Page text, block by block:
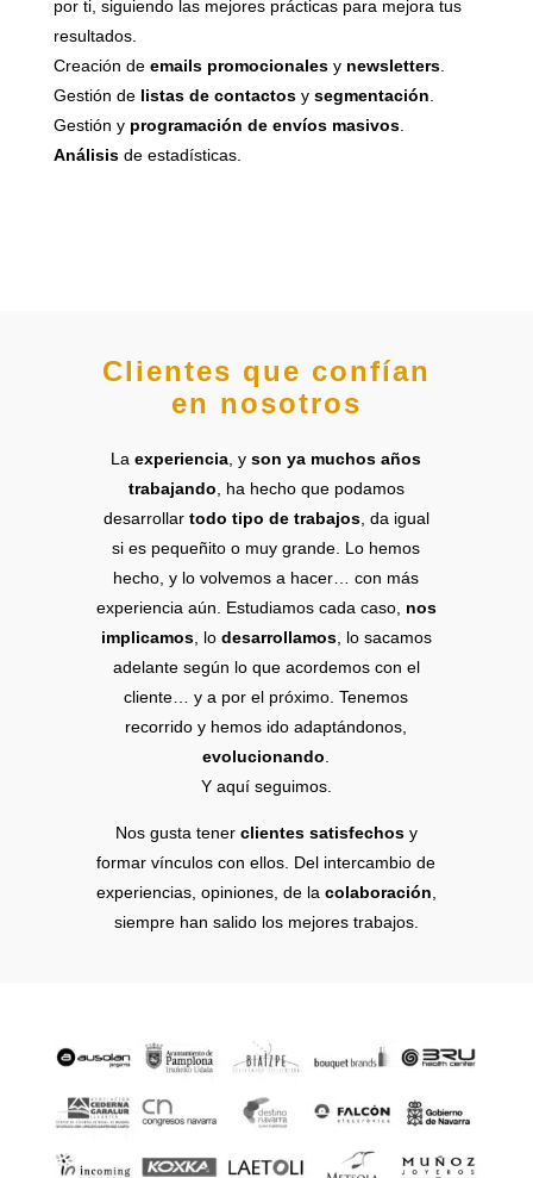
por ti, siguiendo las mejores prácticas para mejora tus
resultados.
Creación de emails promocionalesy newsletters.
Gestión de listas de contactosy segmentación
Gestión y programación de envíos masivos.
Análisisde estadísticas.
Clientes que confían
en nosotros
Laexperiencia , yson ya muchos años
trabajando , ha hecho que podamos
desarrollar todo tipo de trabajos, da igual
si es pequeñito o muy grande. Lo hemos
hecho, y lo volvemos a hacer… con más
experiencia aún. Estudiamos cada caso, nos
implicamos, lo desarrollamos, lo sacamos
adelante según lo que acordemos con el
cliente… y a por el próximo. Tenemos
recorrido y hemos ido adaptándonos,
evolucionando
Y aquí seguimos.
Nos gusta tener clientes satisfechosy
formar vínculos con ellos. Del intercambio de
experiencias, opiniones, de la colaboración
siempre han salido los mejores trabajos.